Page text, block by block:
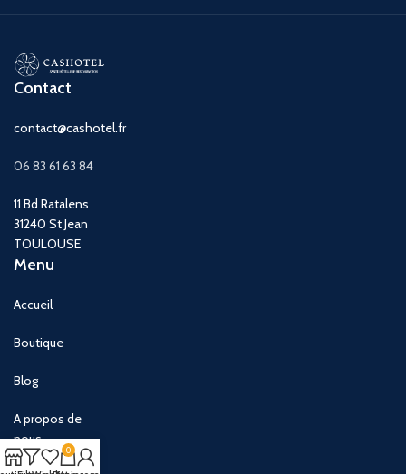
Contact
contact@cashotel.fr
06 83 61 63 84
11 Bd Ratalens
31240 St Jean
TOULOUSE
Menu
Accueil
Boutique
Blog
A propos de
nous
0